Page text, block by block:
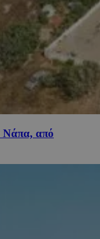
Νάπα, από